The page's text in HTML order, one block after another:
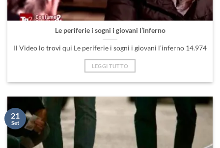
Le periferie i sogni i giovani l’inferno
Il Video lo trovi qui Le periferie i sogni i giovani l’inferno 14.974
LEGGI TUTTO
21
Set